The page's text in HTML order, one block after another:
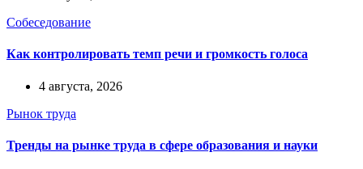
Собеседование
Как контролировать темп речи и громкость голоса
4 августа, 2026
Рынок труда
Тренды на рынке труда в сфере образования и науки